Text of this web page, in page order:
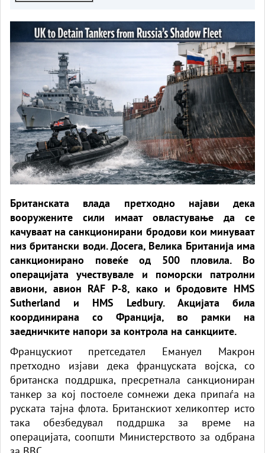
Британската влада претходно најави дека
вооружените сили имаат овластување да се
качуваат на санкционирани бродови кои минуваат
низ британски води. Досега, Велика Британија има
санкционирано повеќе од 500 пловила. Во
операцијата учествувале и поморски патролни
авиони, авион RAF P-8, како и бродовите HMS
Sutherland и HMS Ledbury. Акцијата била
координирана со Франција, во рамки на
заедничките напори за контрола на санкциите.
Францускиот претседател Емануел Макрон
претходно изјави дека француската војска, со
британска поддршка, пресретнала санкциониран
танкер за кој постоеле сомнежи дека припаѓа на
руската тајна флота. Британскиот хеликоптер исто
така обезбедувал поддршка за време на
операцијата, соопшти Министерството за одбрана